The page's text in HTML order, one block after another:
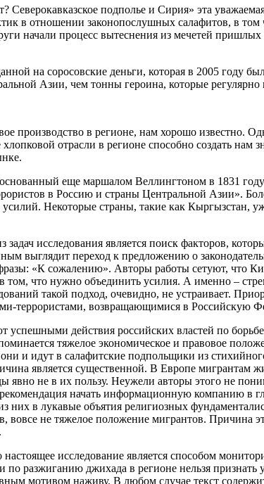
Северокавказское подполье и Сирия» эта
в отношении законопослушных салафитов, в
начали процесс вытеснения из мечетей пришлых
на соросовские деньги, которая в 2005 году
Азии, чем тонны героина, которые регулярно
производство в регионе, нам хорошо известно.
отрасли в регионе способно создать
еще маршалом Веллингтоном в 1831
в Россию и страны Центральной Азии».
Некоторые страны, такие как Кыргызстан,
исследования является поиск факторов,
выглядит переход к предложению о
«К сожалению». Авторы работы сетуют, что
том, что нужно объединить усилия. А именно –
такой подход, очевидно, не устраивает.
террористами, возвращающимися в
успешными действия российских властей по
тяжелое экономическое и правовое
и идут в салафитские подпольщики из
является существенной. В Европе мигрантам
явно не в их пользу. Неужели авторы этого не
начать информационную компанию в
них в лукавые объятия религиозных
вовсе не тяжелое положение мигрантов. Причина
настоящее исследование является способом
по разжиганию джихада в регионе нельзя
мотивом наживу. В любом случае текст